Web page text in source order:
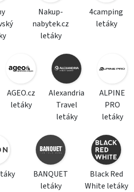
Nakup-
nabytek.cz
letáky
4camping
letáky
AGEO.cz
letáky
Alexandria
Travel
letáky
ALPINE
PRO
letáky
BANQUET
letáky
Black Red
White letáky